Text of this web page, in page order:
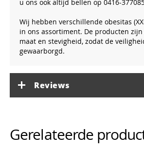
u ons ook altijd bellen op 0416-
Wij hebben verschillende obesitas
in ons assortiment. De producten zijn
maat en stevigheid, zodat de
gewaarborgd.
Reviews
Gerelateerde